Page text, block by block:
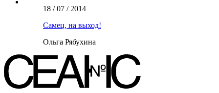
18 / 07 / 2014
Cамец, на выход!
Ольга Рябухина